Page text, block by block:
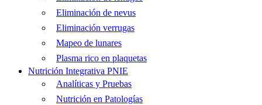
Eliminación de nevus
Eliminación verrugas
Mapeo de lunares
Plasma rico en plaquetas
Nutrición Integrativa PNIE
Analíticas y Pruebas
Nutrición en Patologías